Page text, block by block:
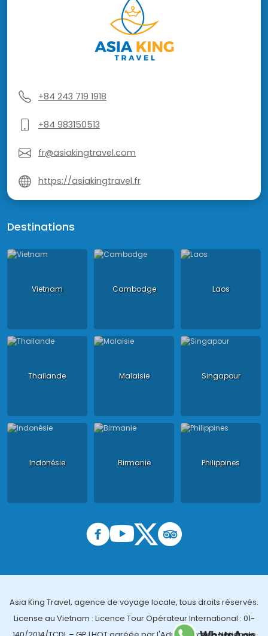
+84 243 719 1918
+84 983150513
fr@asiakingtravel.com
https://asiakingtravel.fr
Destinations
Vietnam Cambodge Laos
Thailande Malaisie Singapour
Indonésie Birmanie Philippines
Asia King Travel, agence de voyage locale, tous droits réservés.
License au Vietnam : Licence Tour Opérateur International : 01-